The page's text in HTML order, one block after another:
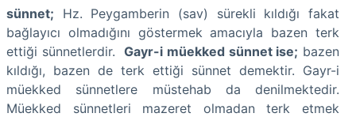
sünnet; Hz. Peygamberin (sav) sürekli kıldığı fakat
bağlayıcı olmadığını göstermek amacıyla bazen terk
ettiği sünnetlerdir.Gayr-i müekked sünnet ise; bazen
kıldığı, bazen de terk ettiği sünnet demektir. Gayr-i
müekked sünnetlere müstehab da denilmektedir.
Müekked sünnetleri mazeret olmadan terk etmek